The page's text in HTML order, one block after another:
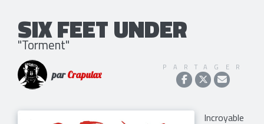
SIX FEET UNDER
"Torment"
parCrapulax
PARTAGER
Incroyable